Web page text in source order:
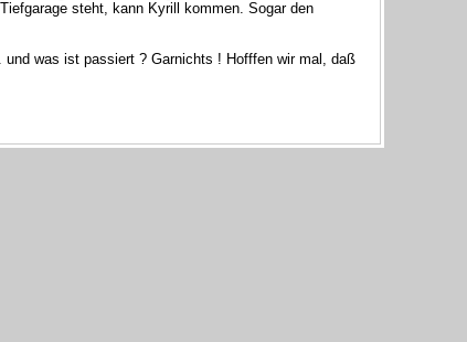
steht, kann Kyrill kommen. Sogar den
was ist passiert ? Garnichts ! Hofffen wir mal, daß